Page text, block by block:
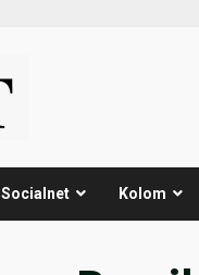
Socialnet Kolom